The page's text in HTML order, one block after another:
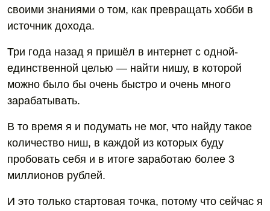
своими знаниями о том, как превращать хобби в
источник дохода.
Три года назад я пришёл в интернет с одной-
единственной целью — найти нишу, в которой
можно было бы очень быстро и очень много
зарабатывать.
В то время я и подумать не мог, что найду такое
количество ниш, в каждой из которых буду
пробовать себя и в итоге заработаю более 3
миллионов рублей.
И это только стартовая точка, потому что сейчас я